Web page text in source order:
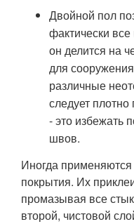
Двойной пол
фактически
он делится на
для
различные
следует
- это избежать
швов.
Иногда
покрытия. Их
промазывая все
второй, чистовой